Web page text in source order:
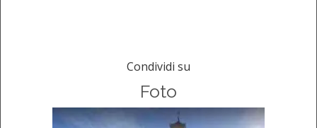
Condividi su
Foto